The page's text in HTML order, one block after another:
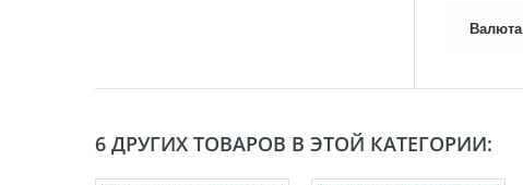
Валюта
6 ДРУГИХ ТОВАРОВ В ЭТОЙ КАТЕГОРИИ: